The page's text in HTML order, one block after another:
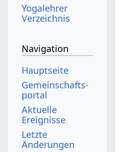
Yogalehrer
Verzeichnis
Navigation
Hauptseite
Gemeinschafts­
portal
Aktuelle
Ereignisse
Letzte
Änderungen